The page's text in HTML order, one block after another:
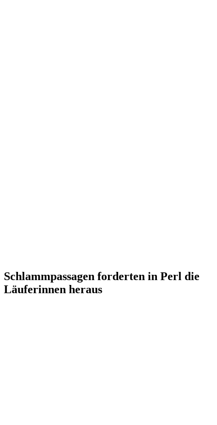
Schlammpassagen forderten in Perl die
Läuferinnen heraus